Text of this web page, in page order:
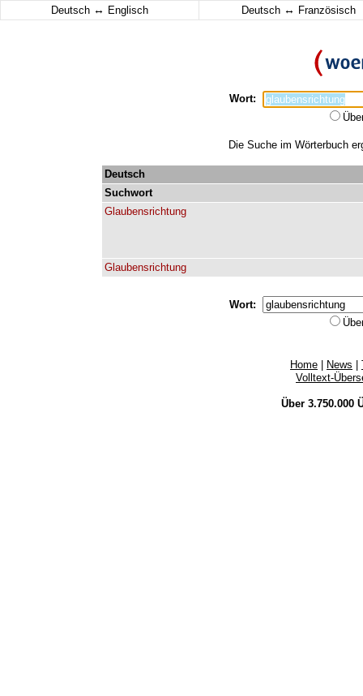
Deutsch ↔ Englisch Deutsch ↔ Französisch
Wort:
Die Suche im Wörterbuch
Deutsch
Suchwort
Glaubensrichtung
Glaubensrichtung
Wort:
Home News
Volltext-
Über 3.750.000